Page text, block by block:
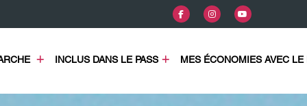
COMMENT ÇA MARCHE INCLUS DANS LE PASS MES ÉCONOMIES AVEC LE